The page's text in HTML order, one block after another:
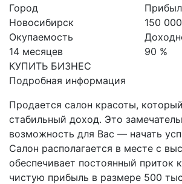
Город
Новосибирск
Окупаемость
14 месяцев
КУПИТЬ БИЗНЕС
150
90 %
Подробная информация
Продается салон красоты,
стабильный доход. Это
возможность для Вас — начать
Салон располагается в месте с
обеспечивает постоянный приток
чистую прибыль в размере 500